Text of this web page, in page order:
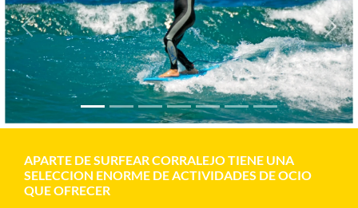
Previous Next
APARTE DE SURFEAR CORRALEJO TIENE UNA
SELECCION ENORME DE ACTIVIDADES DE OCIO
QUE OFRECER